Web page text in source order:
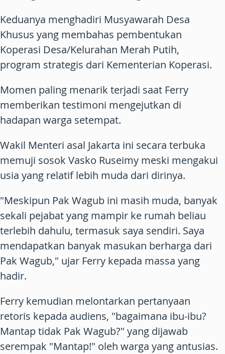
Keduanya menghadiri Musyawarah Desa
Khusus yang membahas pembentukan
Koperasi Desa/Kelurahan Merah Putih,
program strategis dari Kementerian Koperasi.
Momen paling menarik terjadi saat Ferry
memberikan testimoni mengejutkan di
hadapan warga setempat.
Wakil Menteri asal Jakarta ini secara terbuka
memuji sosok Vasko Ruseimy meski mengakui
usia yang relatif lebih muda dari dirinya.
"Meskipun Pak Wagub ini masih muda, banyak
sekali pejabat yang mampir ke rumah beliau
terlebih dahulu, termasuk saya sendiri. Saya
mendapatkan banyak masukan berharga dari
Pak Wagub," ujar Ferry kepada massa yang
hadir.
Ferry kemudian melontarkan pertanyaan
retoris kepada audiens, "bagaimana ibu-ibu?
Mantap tidak Pak Wagub?" yang dijawab
serempak "Mantap!" oleh warga yang antusias.